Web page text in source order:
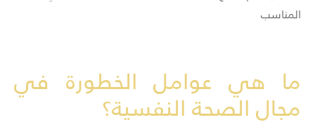
المناسب
ما هي عوامل الخطورة في
مجال الصحة النفسية؟